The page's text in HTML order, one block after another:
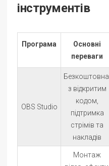
інструментів
Програма
Основні
переваги
OBS Studio
Безкоштовна,
з відкритим
кодом,
підтримка
стрімів та
накладів
Монтаж